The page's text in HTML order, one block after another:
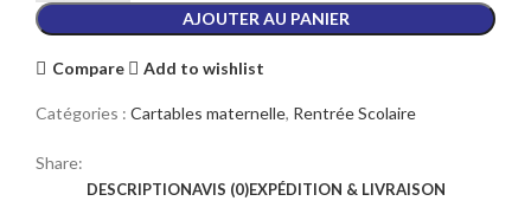
AJOUTER AU PANIER
Compare Add to wishlist
Catégories : Cartables maternelle, Rentrée Scolaire
Share:
DESCRIPTIONAVIS (0)EXPÉDITION & LIVRAISON